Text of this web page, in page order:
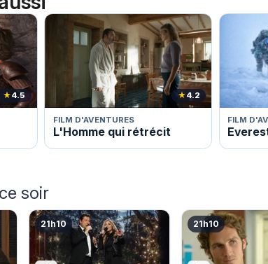
★4.5 ★4.2
FILM D'AVENTURES
L'Homme qui rétrécit
FILM
soir
21h10 21h10